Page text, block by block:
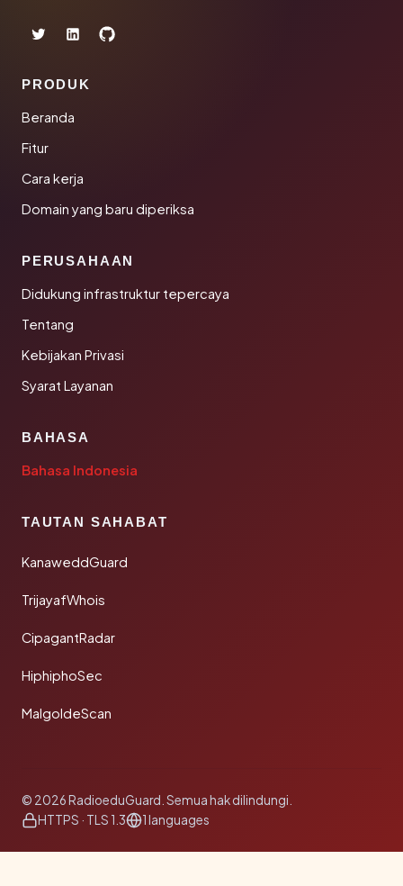
PRODUK
Beranda
Fitur
Cara kerja
Domain yang baru diperiksa
PERUSAHAAN
Didukung infrastruktur tepercaya
Tentang
Kebijakan Privasi
Syarat Layanan
BAHASA
Bahasa Indonesia
TAUTAN SAHABAT
KanaweddGuard
TrijayafWhois
CipagantRadar
HiphiphoSec
MalgoldeScan
© 2026 RadioeduGuard. Semua hak dilindungi.
HTTPS · TLS 1.3
1 languages